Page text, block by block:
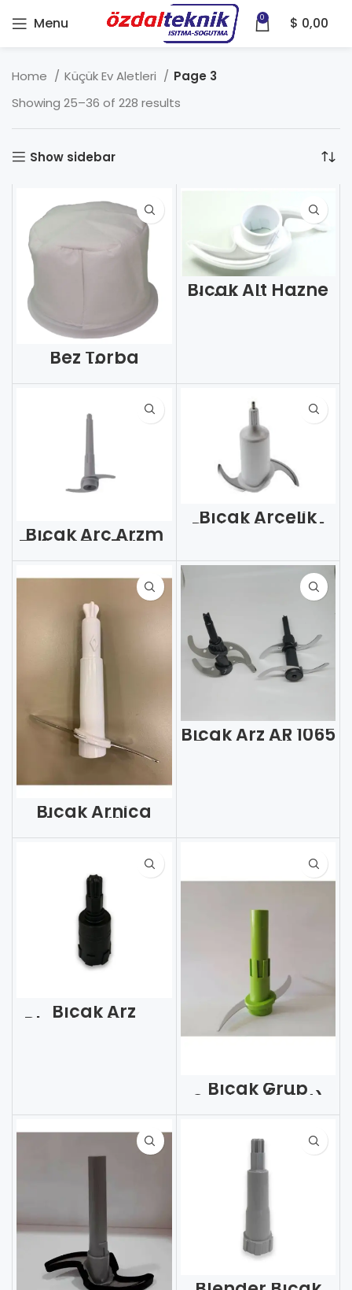
Menu 0 $ 0,00
Home Küçük Ev Aletleri
Page 3
Showing 25–36 of 228 results
Show sidebar
Bez Torba
Arçelik Arz
Arrivato /Bs
Bıçak Alt Hazne
İçi Fkr Arç Arz
Bıçak Arç Arzm
Tefal AR147 Uzun
Sürahi İçi Kod
Bıçak Arçelik
Proset Arz 0041
Bıçak Arnica
Shogun Uzun
(Adet)
Bıçak Arz AR 1065
Teknoart Uzun
Bıçak Arz
Blendart Hazne
Bıçak Grup
Gruoup (Adet)